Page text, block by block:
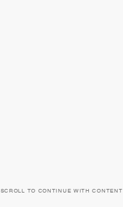
SCROLL TO CONTINUE WITH CONTENT